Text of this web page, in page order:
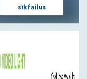
sīkfailus